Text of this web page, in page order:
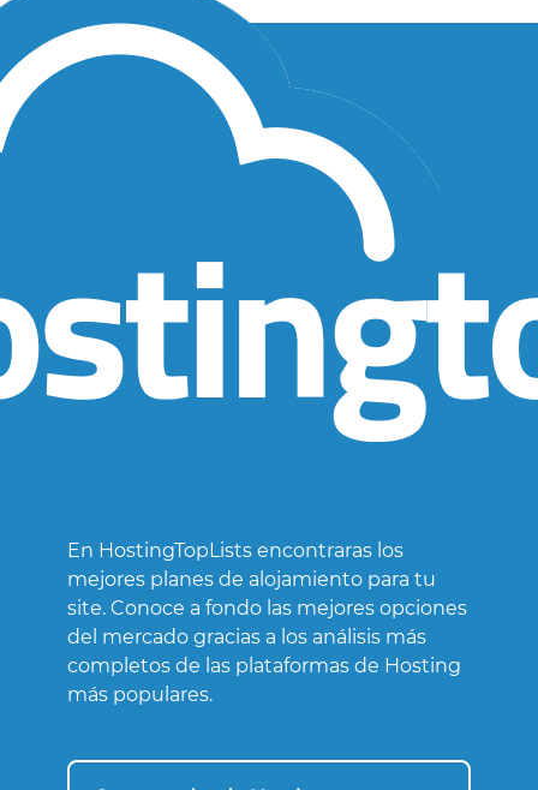
En HostingTopLists encontraras los
mejores planes de alojamiento para tu
site. Conoce a fondo las mejores opciones
del mercado gracias a los análisis más
completos de las plataformas de Hosting
más populares.